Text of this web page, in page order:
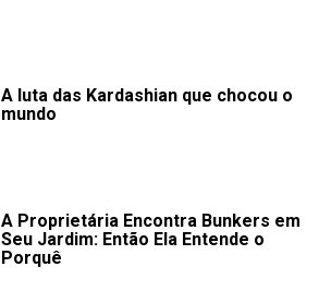
A luta das Kardashian que chocou o
mundo
A Proprietária Encontra Bunkers em
Seu Jardim: Então Ela Entende o
Porquê